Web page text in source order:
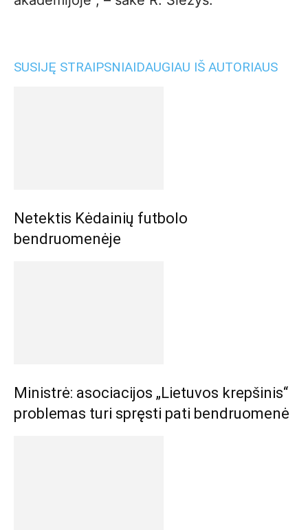
SUSIJĘ STRAIPSNIAIDAUGIAU IŠ AUTORIAUS
Netektis Kėdainių futbolo
bendruomenėje
Ministrė: asociacijos „Lietuvos krepšinis“
problemas turi spręsti pati bendruomenė